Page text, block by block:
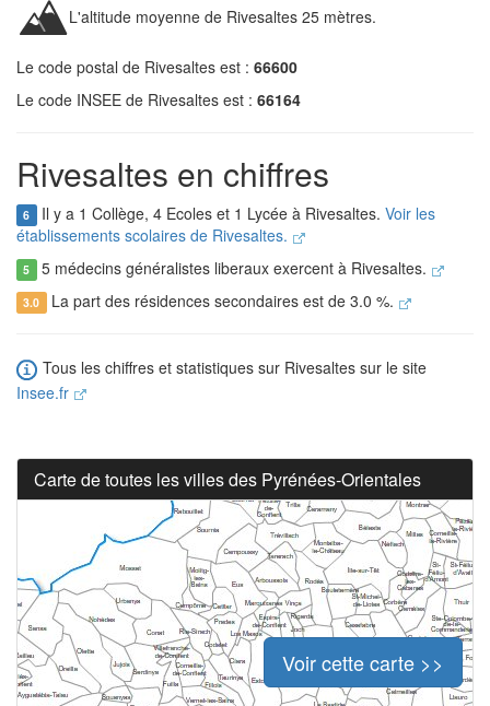
L'altitude moyenne de Rivesaltes 25 mètres.
Le code postal de Rivesaltes est : 66600
Le code INSEE de Rivesaltes est : 66164
Rivesaltes en chiffres
6 Il y a 1 Collège, 4 Ecoles et 1 Lycée à Rivesaltes. Voir les
établissements scolaires de Rivesaltes.
5 5 médecins généralistes liberaux exercent à Rivesaltes.
3.0 La part des résidences secondaires est de 3.0 %.
Tous les chiffres et statistiques sur Rivesaltes sur le site
Insee.fr
Carte de toutes les villes des Pyrénées-Orientales
Voir cette carte >>